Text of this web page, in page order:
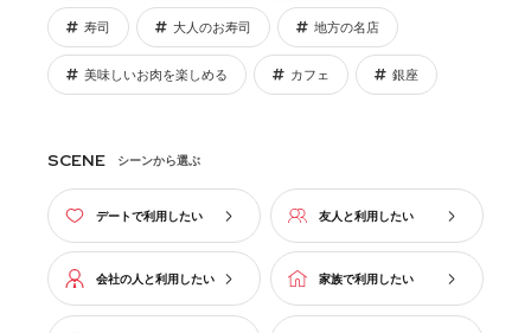
寿司 大人のお寿司 地方の名店
美味しいお肉を楽しめる カフェ 銀座
SCENE シーンから選ぶ
デートで利用したい 友人と利用したい
会社の人と利用したい 家族で利用したい